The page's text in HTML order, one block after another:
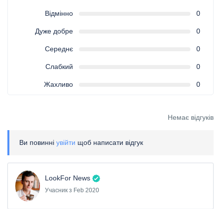
Відмінно 0
Дуже добре 0
Середнє 0
Слабкий 0
Жахливо 0
Немає відгуків
Ви повинні увійти щоб написати відгук
LookFor News
Учасник з Feb 2020